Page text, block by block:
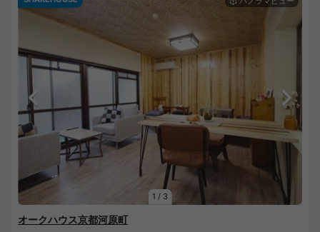
1 / 3
オークハウス京都河原町